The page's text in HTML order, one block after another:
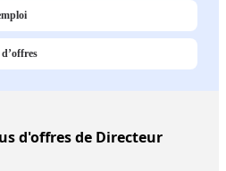
d'offres de Directeur